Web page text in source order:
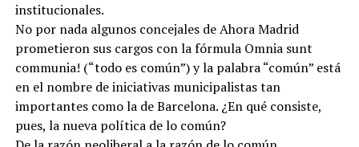
institucionales.
No por nada algunos concejales de Ahora Madrid
prometieron sus cargos con la fórmula Omnia sunt
communia! (“todo es común”) y la palabra “común” está
en el nombre de iniciativas municipalistas tan
importantes como la de Barcelona. ¿En qué consiste,
pues, la nueva política de lo común?